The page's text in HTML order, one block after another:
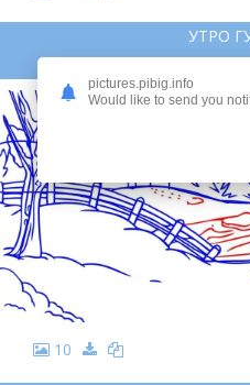
УТРО
УТРО
10
pictures.pibig.info
Would like to send you